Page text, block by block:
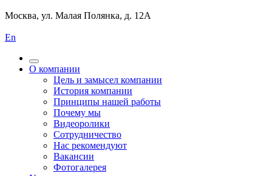
Москва, ул. Малая Полянка, д. 12А
En
О компании
Цель и замысел компании
История компании
Принципы нашей работы
Почему мы
Видеоролики
Сотрудничество
Нас рекомендуют
Вакансии
Фотогалерея